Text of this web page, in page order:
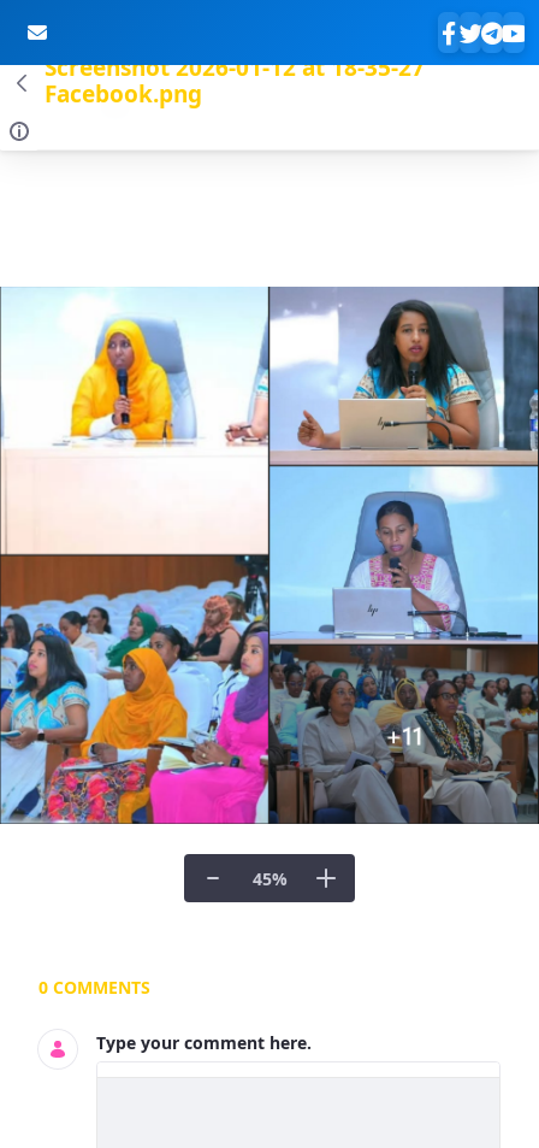
Screenshot 2026-01-12 at 18-35-27
Facebook.png
45%
Documents and Media
0 COMMENTS
Type your comment here.